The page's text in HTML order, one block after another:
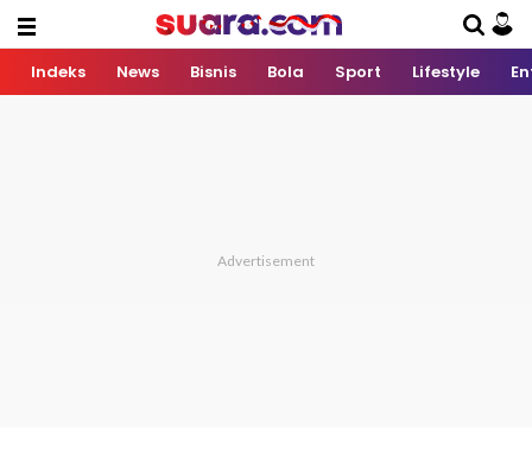
Indeks News Bisnis Bola Sport Lifestyle